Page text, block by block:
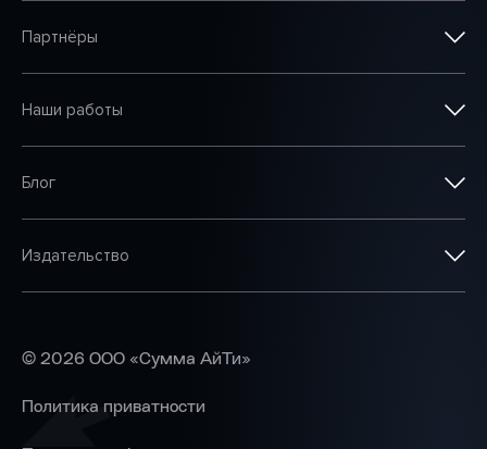
Партнёры
Наши работы
Блог
Издательство
© 2026 ООО «Сумма АйТи»
Политика приватности